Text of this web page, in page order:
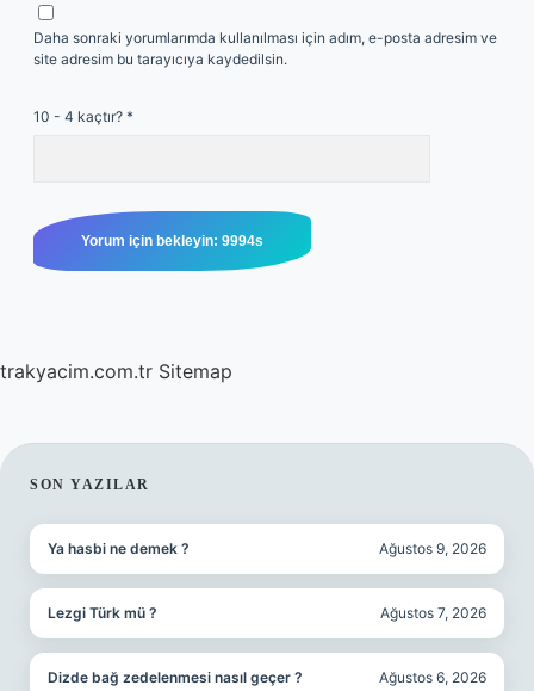
Daha sonraki yorumlarımda kullanılması için adım, e-posta adresim ve
site adresim bu tarayıcıya kaydedilsin.
10 - 4 kaçtır? *
trakyacim.com.tr Sitemap
SIDEBAR
SON YAZILAR
Ya hasbi ne demek ? Ağustos 9, 2026
Lezgi Türk mü ? Ağustos 7, 2026
Dizde bağ zedelenmesi nasıl geçer ? Ağustos 6, 2026